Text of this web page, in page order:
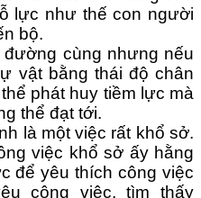
lực như thế con người
bộ.
cùng nhưng nếu
vật bằng thái độ chân
phát huy tiềm lực mà
thể đạt tới.
là một việc rất khổ sở.
việc khổ sở ấy hằng
để yêu thích công việc
công việc, tìm thấy